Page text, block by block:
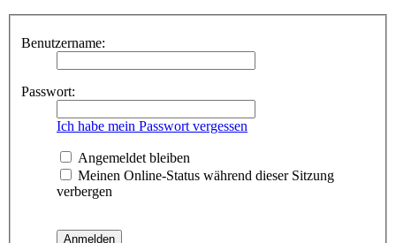
Benutzername:
Passwort:
Ich habe mein Passwort vergessen
Angemeldet bleiben
Meinen Online-Status während dieser Sitzung
verbergen